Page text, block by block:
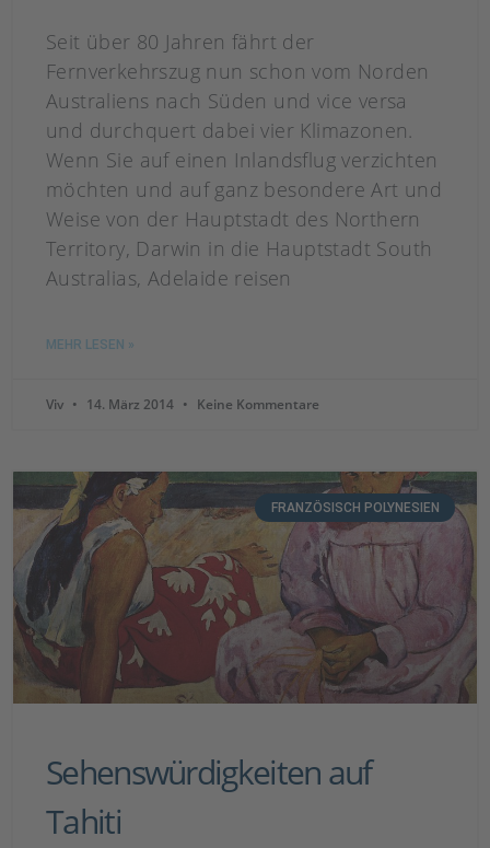
Seit über 80 Jahren fährt der
Fernverkehrszug nun schon vom Norden
Australiens nach Süden und vice versa
und durchquert dabei vier Klimazonen.
Wenn Sie auf einen Inlandsflug verzichten
möchten und auf ganz besondere Art und
Weise von der Hauptstadt des Northern
Territory, Darwin in die Hauptstadt South
Australias, Adelaide reisen
MEHR LESEN »
Viv 14. März 2014 Keine Kommentare
FRANZÖSISCH POLYNESIEN
Sehenswürdigkeiten auf
Tahiti